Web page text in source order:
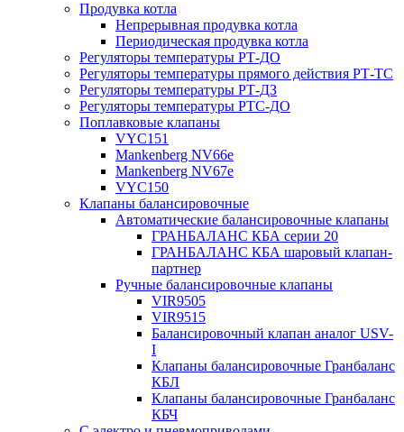
Продувка котла
Непрерывная продувка котла
Периодическая продувка котла
Регуляторы температуры РТ-ДО
Регуляторы температуры прямого действия РТ-ТС
Регуляторы температуры РТ-ДЗ
Регуляторы температуры РТС-ДО
Поплавковые клапаны
VYC151
Mankenberg NV66e
Mankenberg NV67e
VYC150
Клапаны балансировочные
Автоматические балансировочные клапаны
ГРАНБАЛАНС КБА серии 20
ГРАНБАЛАНС КБА шаровый клапан-
партнер
Ручные балансировочные клапаны
VIR9505
VIR9515
Балансировочный клапан аналог USV-
I
Клапаны балансировочные Гранбаланс
КБЛ
Клапаны балансировочные Гранбаланс
КБЧ